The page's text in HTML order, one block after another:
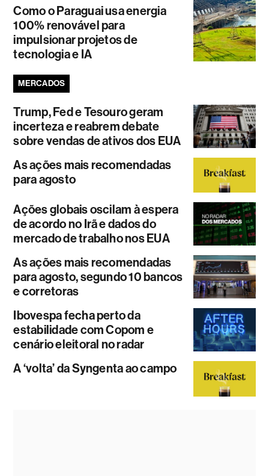
Como o Paraguai usa energia
100% renovável para
impulsionar projetos de
tecnologia e IA
MERCADOS
Trump, Fed e Tesouro geram
incerteza e reabrem debate
sobre vendas de ativos dos EUA
As ações mais recomendadas
para agosto
Ações globais oscilam à espera
de acordo no Irã e dados do
mercado de trabalho nos EUA
As ações mais recomendadas
para agosto, segundo 10 bancos
e corretoras
Ibovespa fecha perto da
estabilidade com Copom e
cenário eleitoral no radar
A ‘volta’ da Syngenta ao campo